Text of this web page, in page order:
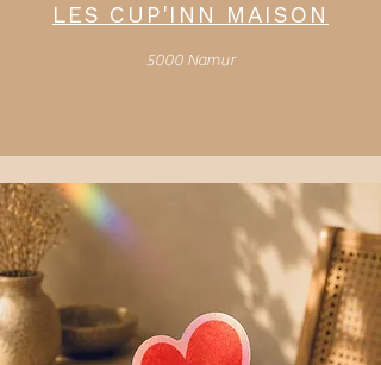
LES CUP'INN MAISON
5000 Namur